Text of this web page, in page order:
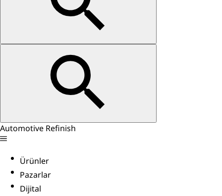
Automotive Refinish
Ürünler
Pazarlar
Dijital